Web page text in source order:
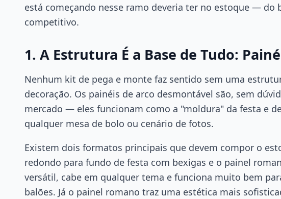
está começando nesse ramo deveria ter no estoque — do
competitivo.
1. A Estrutura É a Base de Tudo:
Nenhum kit de pega e monte faz sentido sem uma
decoração. Os painéis de arco desmontável são, sem
mercado — eles funcionam como a "moldura" da festa e
qualquer mesa de bolo ou cenário de fotos.
Existem dois formatos principais que devem compor o
redondo para fundo de festa com bexigas e o painel
versátil, cabe em qualquer tema e funciona muito bem
balões. Já o painel romano traz uma estética mais